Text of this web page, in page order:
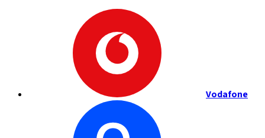
Vodafone